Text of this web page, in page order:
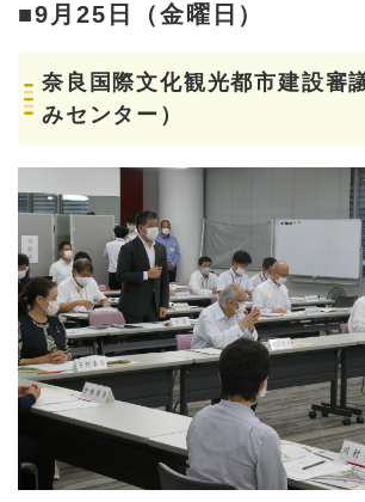
■9月25日（金曜日）
奈良国際文化観光都市建設審
みセンター）